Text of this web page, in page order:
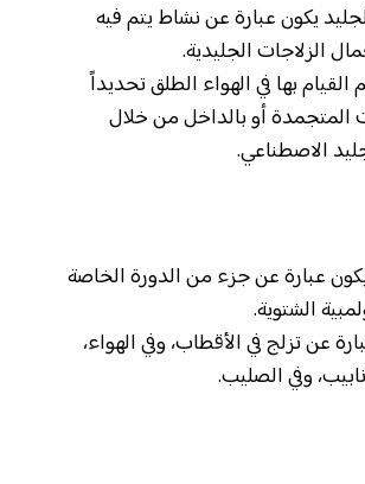
يكون عبارة عن نشاط يتم فيه
الزلاجات الجليدية.
بها في الهواء الطلق تحديداً
المتجمدة أو بالداخل من خلال
الاصطناعي.
يكون عبارة عن جزء من الدورة الخاصة
الشتوية.
عن تزلج في الأقطاب، وفي الهواء،
وفي الصليب.